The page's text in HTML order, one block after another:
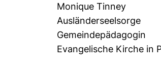
Monique Tinney
Ausländerseelsorge
Gemeindepädagogin
Evangelische Kirche in